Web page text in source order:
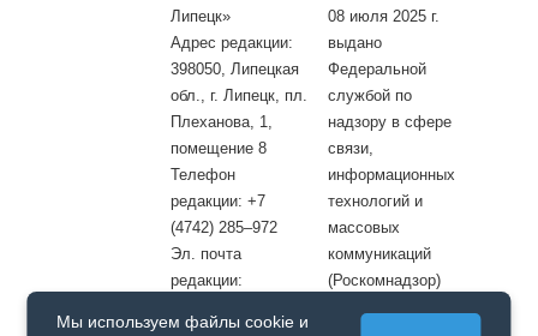
Мы используем файлы cookie и
Липецк»
Адрес редакции:
398050, Липецкая
обл., г. Липецк, пл.
Плеханова, 1,
помещение 8
Телефон
редакции: +7
(4742) 285–972
Эл. почта
редакции:
08 июля 2025 г.
выдано
Федеральной
службой по
надзору в сфере
связи,
информационных
технологий и
массовых
коммуникаций
(Роскомнадзор)